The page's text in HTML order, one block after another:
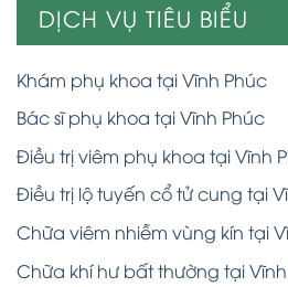
DỊCH VỤ TIÊU BIỂU
Khám phụ khoa tại Vĩnh Phúc
Bác sĩ phụ khoa tại Vĩnh Phúc
Điều trị viêm phụ khoa tại Vĩnh
Điều trị lộ tuyến cổ tử cung tại
Chữa viêm nhiễm vùng kín tại
Chữa khí hư bất thường tại